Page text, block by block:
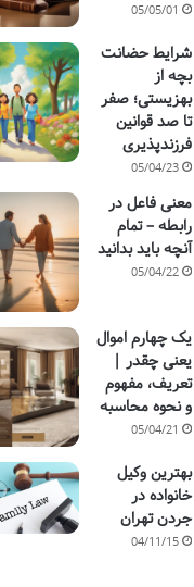
05/05/01
شرایط حضانت
بچه از
بهزیستی؛ صفر
تا صد قوانین
فرزندپذیری
05/04/23
معنی فاعل در
رابطه – تمام
آنچه باید بدانید
05/04/22
یک چهارم اموال
یعنی چقدر |
تعریف، مفهوم
و نحوه محاسبه
05/04/21
بهترین وکیل
خانواده در
جردن تهران
04/11/15